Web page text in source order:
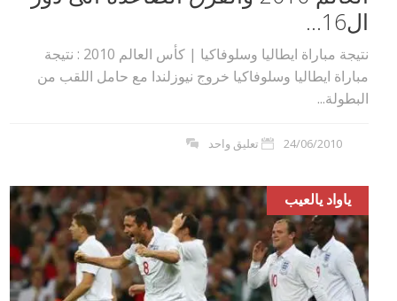
ال16...
نتيجة مباراة ايطاليا وسلوفاكيا | كأس العالم 2010 : نتيجة
مباراة ايطاليا وسلوفاكيا خروج نيوزلندا مع حامل اللقب من
البطولة...
24/06/2010 تعليق واحد
ياواد يالعيب